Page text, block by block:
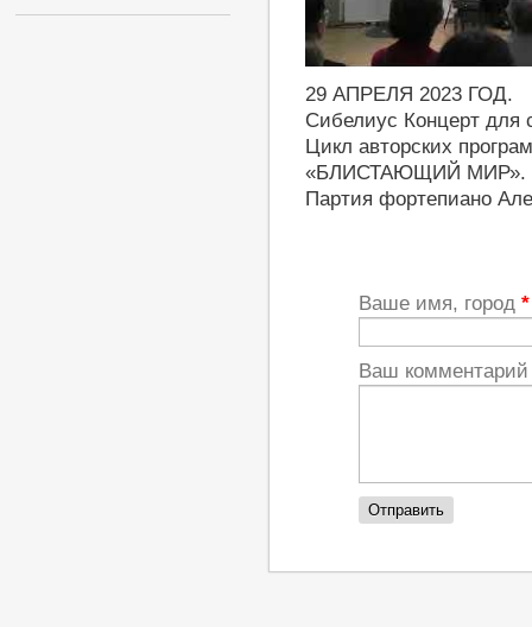
29 АПРЕЛЯ 2023 ГОД.
Сибелиус Концерт для
Цикл авторских
«БЛИСТАЮЩИЙ МИР».
Партия фортепиано
Ваше имя, город *
Ваш